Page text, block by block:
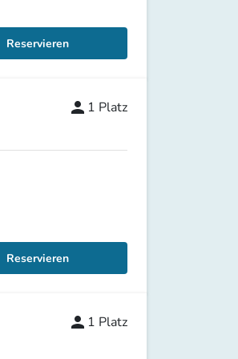
Reservieren
person 1 Platz
Reservieren
person 1 Platz